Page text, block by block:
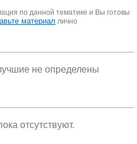
по данной тематике и Вы готовы
материал лично
не определены
отсутствуют.